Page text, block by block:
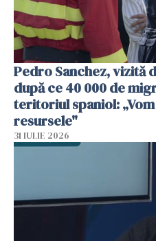
Pedro Sanchez, vizită
după ce 40 000 de
teritoriul spaniol:
resursele"
31 IULIE 2026